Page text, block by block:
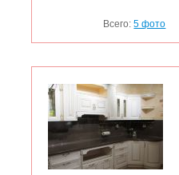
Всего:5 фото